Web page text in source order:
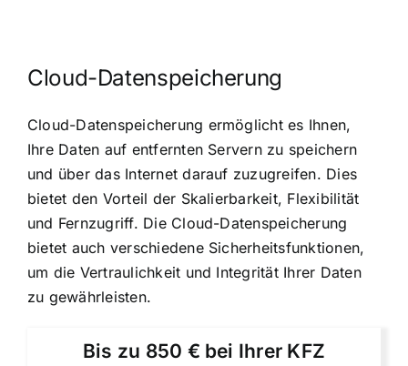
Cloud-Datenspeicherung
Cloud-Datenspeicherung ermöglicht es Ihnen,
Ihre Daten auf entfernten Servern zu speichern
und über das Internet darauf zuzugreifen. Dies
bietet den Vorteil der Skalierbarkeit, Flexibilität
und Fernzugriff. Die Cloud-Datenspeicherung
bietet auch verschiedene Sicherheitsfunktionen,
um die Vertraulichkeit und Integrität Ihrer Daten
zu gewährleisten.
Bis zu 850 € bei Ihrer KFZ